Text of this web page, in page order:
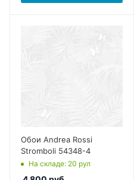
Обои Andrea Rossi
Stromboli 54348-4
На складе: 20 рул